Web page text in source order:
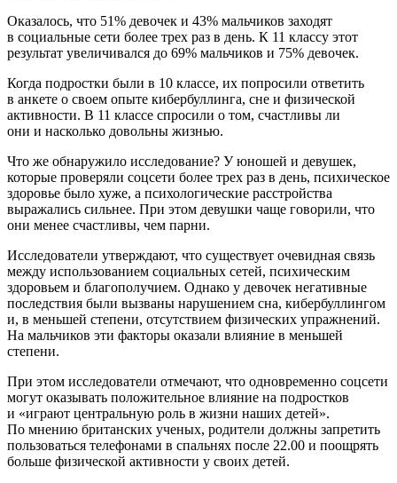
Оказалось, что 51% девочек и 43% мальчиков заходят
в социальные сети более трех раз в день. К 11 классу этот
результат увеличивался до 69% мальчиков и 75% девочек.
Когда подростки были в 10 классе, их попросили ответить
в анкете о своем опыте кибербуллинга, сне и физической
активности. В 11 классе спросили о том, счастливы ли
они и насколько довольны жизнью.
Что же обнаружило исследование? У юношей и девушек,
которые проверяли соцсети более трех раз в день, психическое
здоровье было хуже, а психологические расстройства
выражались сильнее. При этом девушки чаще говорили, что
они менее счастливы, чем парни.
Исследователи утверждают, что существует очевидная связь
между использованием социальных сетей, психическим
здоровьем и благополучием. Однако у девочек негативные
последствия были вызваны нарушением сна, кибербуллингом
и, в меньшей степени, отсутствием физических упражнений.
На мальчиков эти факторы оказали влияние в меньшей
степени.
При этом исследователи отмечают, что одновременно соцсети
могут оказывать положительное влияние на подростков
и «играют центральную роль в жизни наших детей».
По мнению британских ученых, родители должны запретить
пользоваться телефонами в спальнях после 22.00 и поощрять
больше физической активности у своих детей.